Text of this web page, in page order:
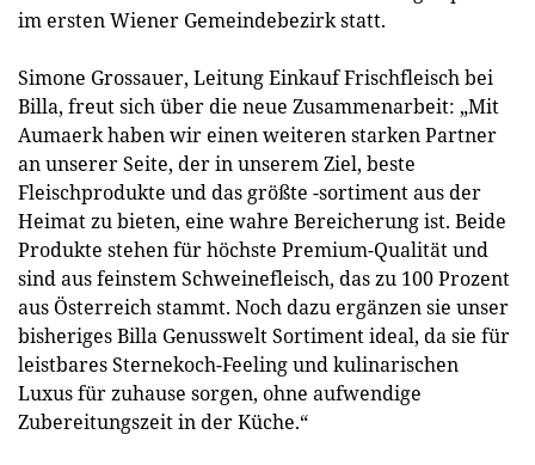
im ersten Wiener Gemeindebezirk statt.
Simone Grossauer, Leitung Einkauf Frischfleisch bei
Billa, freut sich über die neue Zusammenarbeit: „Mit
Aumaerk haben wir einen weiteren starken Partner
an unserer Seite, der in unserem Ziel, beste
Fleischprodukte und das größte -sortiment aus der
Heimat zu bieten, eine wahre Bereicherung ist. Beide
Produkte stehen für höchste Premium-Qualität und
sind aus feinstem Schweinefleisch, das zu 100 Prozent
aus Österreich stammt. Noch dazu ergänzen sie unser
bisheriges Billa Genusswelt Sortiment ideal, da sie für
leistbares Sternekoch-Feeling und kulinarischen
Luxus für zuhause sorgen, ohne aufwendige
Zubereitungszeit in der Küche.“